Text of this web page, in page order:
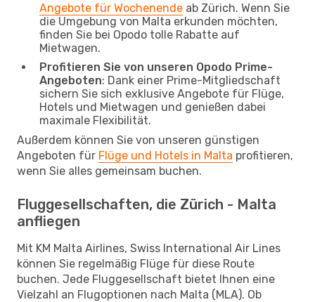
Angebote für Wochenende ab Zürich. Wenn Sie
die Umgebung von Malta erkunden möchten,
finden Sie bei Opodo tolle Rabatte auf
Mietwagen.
Profitieren Sie von unseren Opodo Prime-
Angeboten: Dank einer Prime-Mitgliedschaft
sichern Sie sich exklusive Angebote für Flüge,
Hotels und Mietwagen und genießen dabei
maximale Flexibilität.
Außerdem können Sie von unseren günstigen
Angeboten für Flüge und Hotels in Malta profitieren,
wenn Sie alles gemeinsam buchen.
Fluggesellschaften, die Zürich - Malta
anfliegen
Mit KM Malta Airlines, Swiss International Air Lines
können Sie regelmäßig Flüge für diese Route
buchen. Jede Fluggesellschaft bietet Ihnen eine
Vielzahl an Flugoptionen nach Malta (MLA). Ob